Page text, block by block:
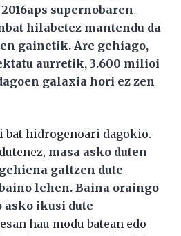
supernobaren
hilabetez mantendu da
gainetik. Are gehiago,
aurretik, 3.600 milioi
galaxia hori ez zen
bat hidrogenoari dagokio.
masa asko duten
galtzen dute
lehen. Baina oraingo
ikusi dute
hau modu batean edo